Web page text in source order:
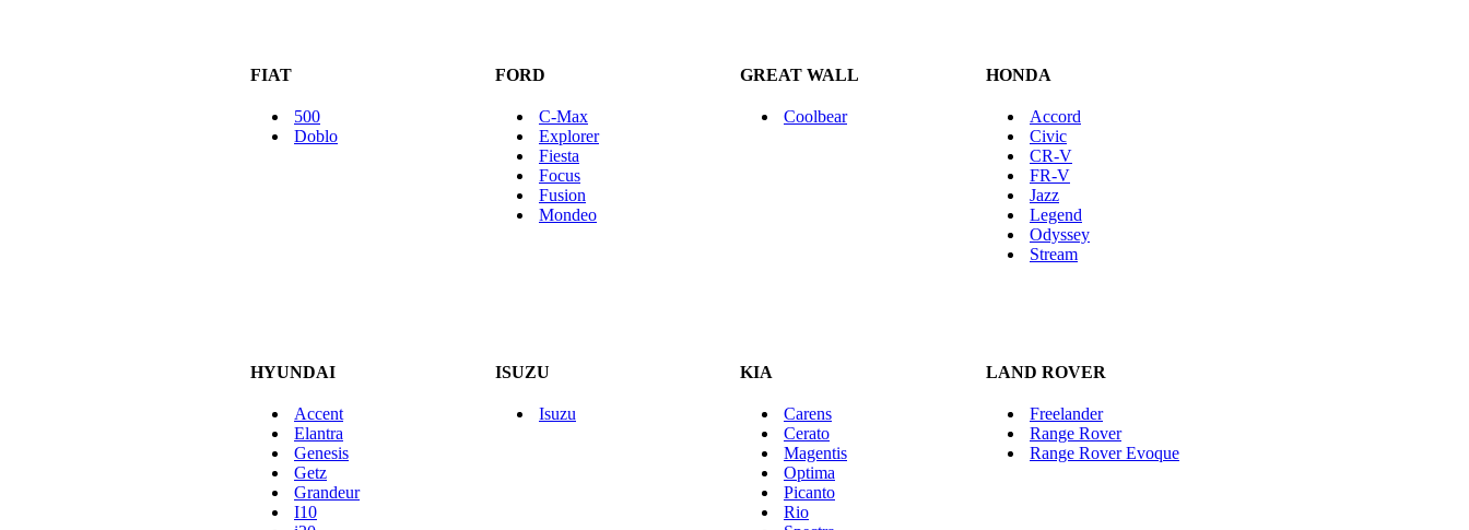
FIAT FORD GREAT WALL HONDA
500
Doblo
C-Max
Explorer
Fiesta
Focus
Fusion
Mondeo
Coolbear
Accord
Civic
CR-V
FR-V
Jazz
Legend
Odyssey
Stream
HYUNDAI ISUZU KIA LAND ROVER
Accent
Elantra
Genesis
Getz
Grandeur
I10
Isuzu
Carens
Cerato
Magentis
Optima
Picanto
Rio
Freelander
Range Rover
Range Rover Evoque